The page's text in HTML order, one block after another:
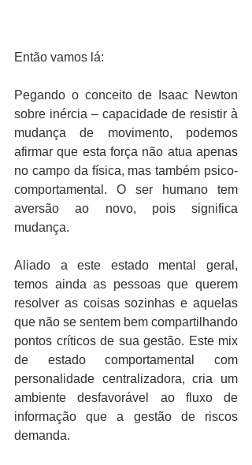
Então vamos lá:
Pegando o conceito de Isaac Newton
sobre inércia – capacidade de resistir à
mudança de movimento, podemos
afirmar que esta força não atua apenas
no campo da física, mas também psico-
comportamental. O ser humano tem
aversão ao novo, pois significa
mudança.
Aliado a este estado mental geral,
temos ainda as pessoas que querem
resolver as coisas sozinhas e aquelas
que não se sentem bem compartilhando
pontos críticos de sua gestão. Este mix
de estado comportamental com
personalidade centralizadora, cria um
ambiente desfavorável ao fluxo de
informação que a gestão de riscos
demanda.